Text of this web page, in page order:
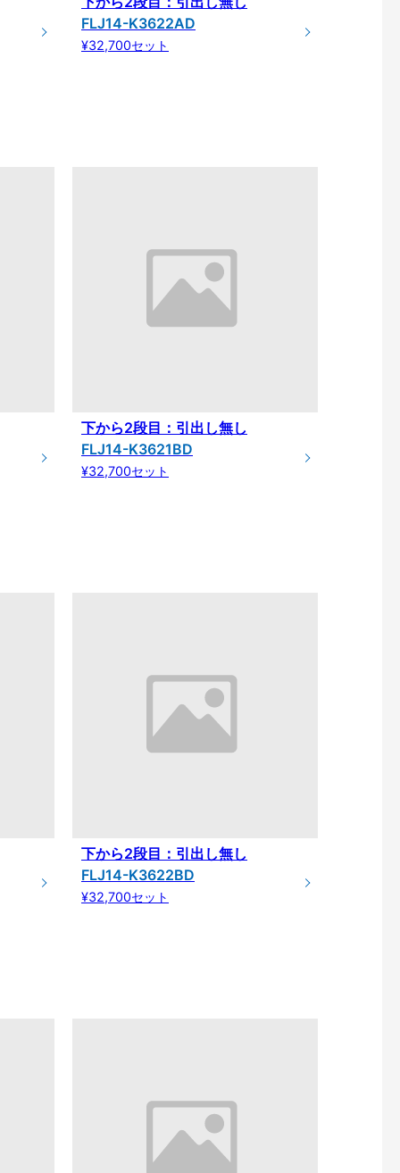
FLJ14-K3622AD
¥32,700セット
下から2段目：引出し無し
FLJ14-K3621BD
¥32,700セット
下から2段目：引出し無し
FLJ14-K3622BD
¥32,700セット